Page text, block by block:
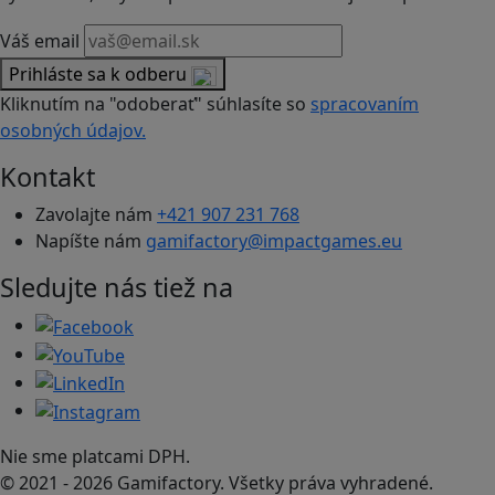
Váš email
Prihláste sa k odberu
Kliknutím na "odoberať" súhlasíte so spracovaním
osobných údajov.
Kontakt
Zavolajte nám +421 907 231 768
Napíšte nám gamifactory@impactgames.eu
Sledujte nás tiež na
Nie sme platcami DPH.
© 2021 - 2026 Gamifactory. Všetky práva vyhradené.